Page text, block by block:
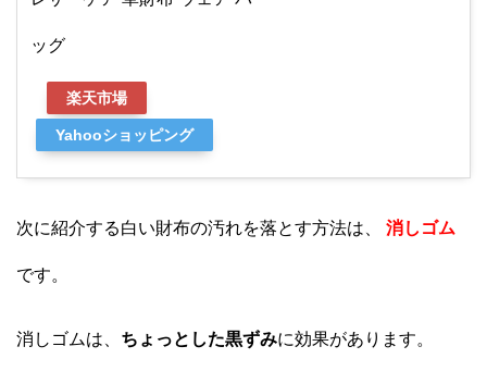
ッグ
楽天市場
Yahooショッピング
次に紹介する白い財布の汚れを落とす方法は、 消しゴム
です。
消しゴムは、 ちょっとした黒ずみに効果があります。